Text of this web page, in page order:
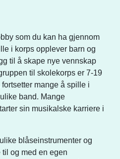
som du kan ha gjennom
i korps opplever barn og
til å skape nye vennskap
til skolekorps er 7-19
mange å spille i
band. Mange
sin musikalske karriere i
blåseinstrumenter og
og med en egen